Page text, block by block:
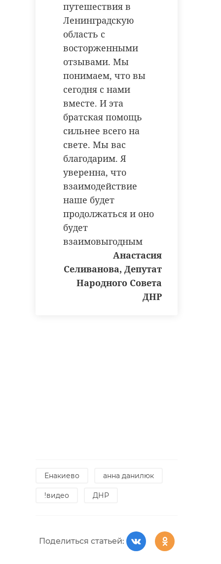
путешествия в
Ленинградскую
область с
восторженными
отзывами. Мы
понимаем, что вы
сегодня с нами
вместе. И эта
братская помощь
сильнее всего на
свете. Мы вас
благодарим. Я
уверенна, что
взаимодействие
наше будет
продолжаться и оно
будет
взаимовыгодным
Анастасия
Селиванова, Депутат
Народного Совета
ДНР
Енакиево анна данилюк
!видео ДНР
Поделиться статьей: